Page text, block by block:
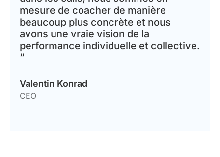
mesure de coacher de manière
beaucoup plus concrète et nous
avons une vraie vision de la
performance individuelle et collective.
“
Valentin Konrad
CEO